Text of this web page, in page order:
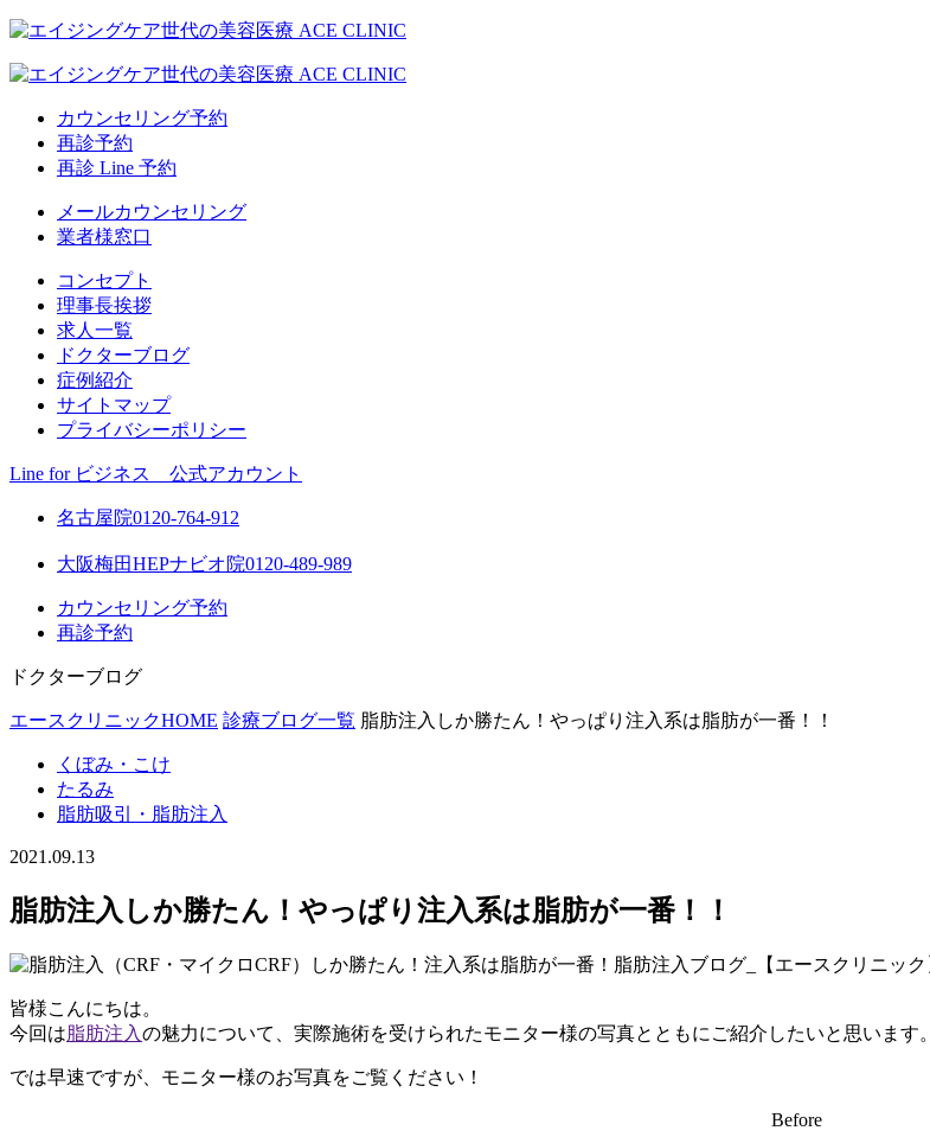
カウンセリング予約
再診予約
再診 Line 予約
メールカウンセリング
業者様窓口
コンセプト
理事長挨拶
求人一覧
ドクターブログ
症例紹介
サイトマップ
プライバシーポリシー
Line for ビジネス 公式アカウント
名古屋院0120-764-912
大阪梅田HEPナビオ院0120-489-989
カウンセリング予約
再診予約
ドクターブログ
エースクリニックHOME 診療ブログ一覧 脂肪注入しか勝たん！やっぱり注入系は脂肪が一番！！
くぼみ・こけ
たるみ
脂肪吸引・脂肪注入
2021.09.13
脂肪注入しか勝たん！やっぱり注入系は脂肪が一番！！
皆様こんにちは。
今回は 脂肪注入の魅力について、実際施術を受けられたモニター様の写真とともにご紹介したいと思います。
では早速ですが、モニター様のお写真をご覧ください！
Before